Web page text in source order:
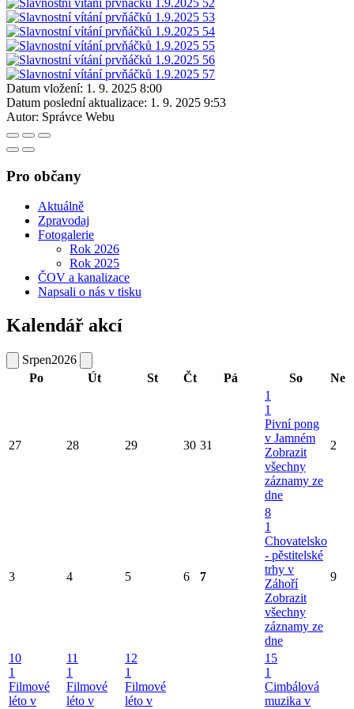
Datum vložení: 1. 9. 2025 8:00
Datum poslední aktualizace: 1. 9. 2025 9:53
Autor: Správce Webu
Pro občany
Aktuálně
Zpravodaj
Fotogalerie
Rok 2026
Rok 2025
ČOV a kanalizace
Napsali o nás v tisku
Kalendář akcí
Srpen2026
Po
Út St Čt Pá So Ne
27 28 29 30 31
1
1
Pivní pong
v Jamném
Zobrazit
všechny
záznamy ze
dne
2
3 4 5 6 7
8
1
Chovatelsko
- pěstitelské
trhy v
Záhoří
Zobrazit
všechny
záznamy ze
dne
9
10
1
Filmové
léto v
11
1
Filmové
léto v
12
1
Filmové
léto v
15
1
Cimbálová
muzika v